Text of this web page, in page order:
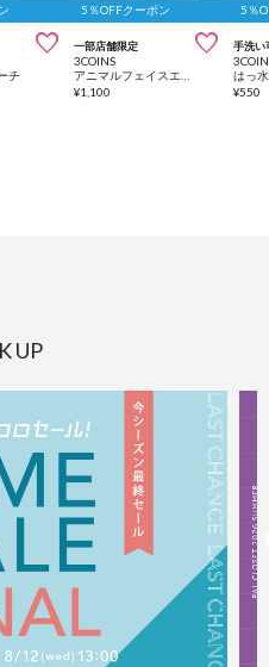

チ
5％OFFクーポン
一部店舗限定 
3COINS
¥1,100
5％
手洗い
¥550
UP